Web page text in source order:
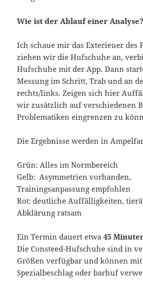
Wie ist der Ablauf einer Analyse?
Ich schaue mir das Exterieuer des
ziehen wir die Hufschuhe an,
Hufschuhe mit der App. Dann
Messung im Schritt, Trab und an
rechts/links. Zeigen sich hier
wir zusätzlich auf verschiedenen
Problematiken eingrenzen zu
Die Ergebnisse werden in
Grün: Alles im Normbereich
Gelb: Asymmetrien vorhanden,
Trainingsanpassung empfohlen
Rot: deutliche Auffälligkeiten,
Abklärung ratsam
Ein Termin dauert etwa45
Die Consteed-Hufschuhe sind in
Größen verfügbar und können mit
Spezialbeschlag oder barhuf